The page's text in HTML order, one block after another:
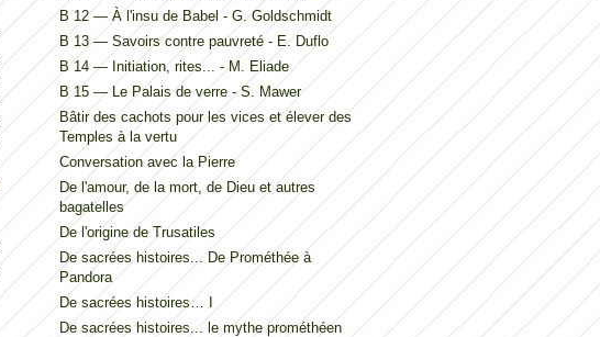
B 12 — À l'insu de Babel - G. Goldschmidt
B 13 — Savoirs contre pauvreté - E. Duflo
B 14 — Initiation, rites... - M. Eliade
B 15 — Le Palais de verre - S. Mawer
Bâtir des cachots pour les vices et élever des
Temples à la vertu
Conversation avec la Pierre
De l'amour, de la mort, de Dieu et autres
bagatelles
De l'origine de Trusatiles
De sacrées histoires... De Prométhée à
Pandora
De sacrées histoires… I
De sacrées histoires... le mythe prométhéen